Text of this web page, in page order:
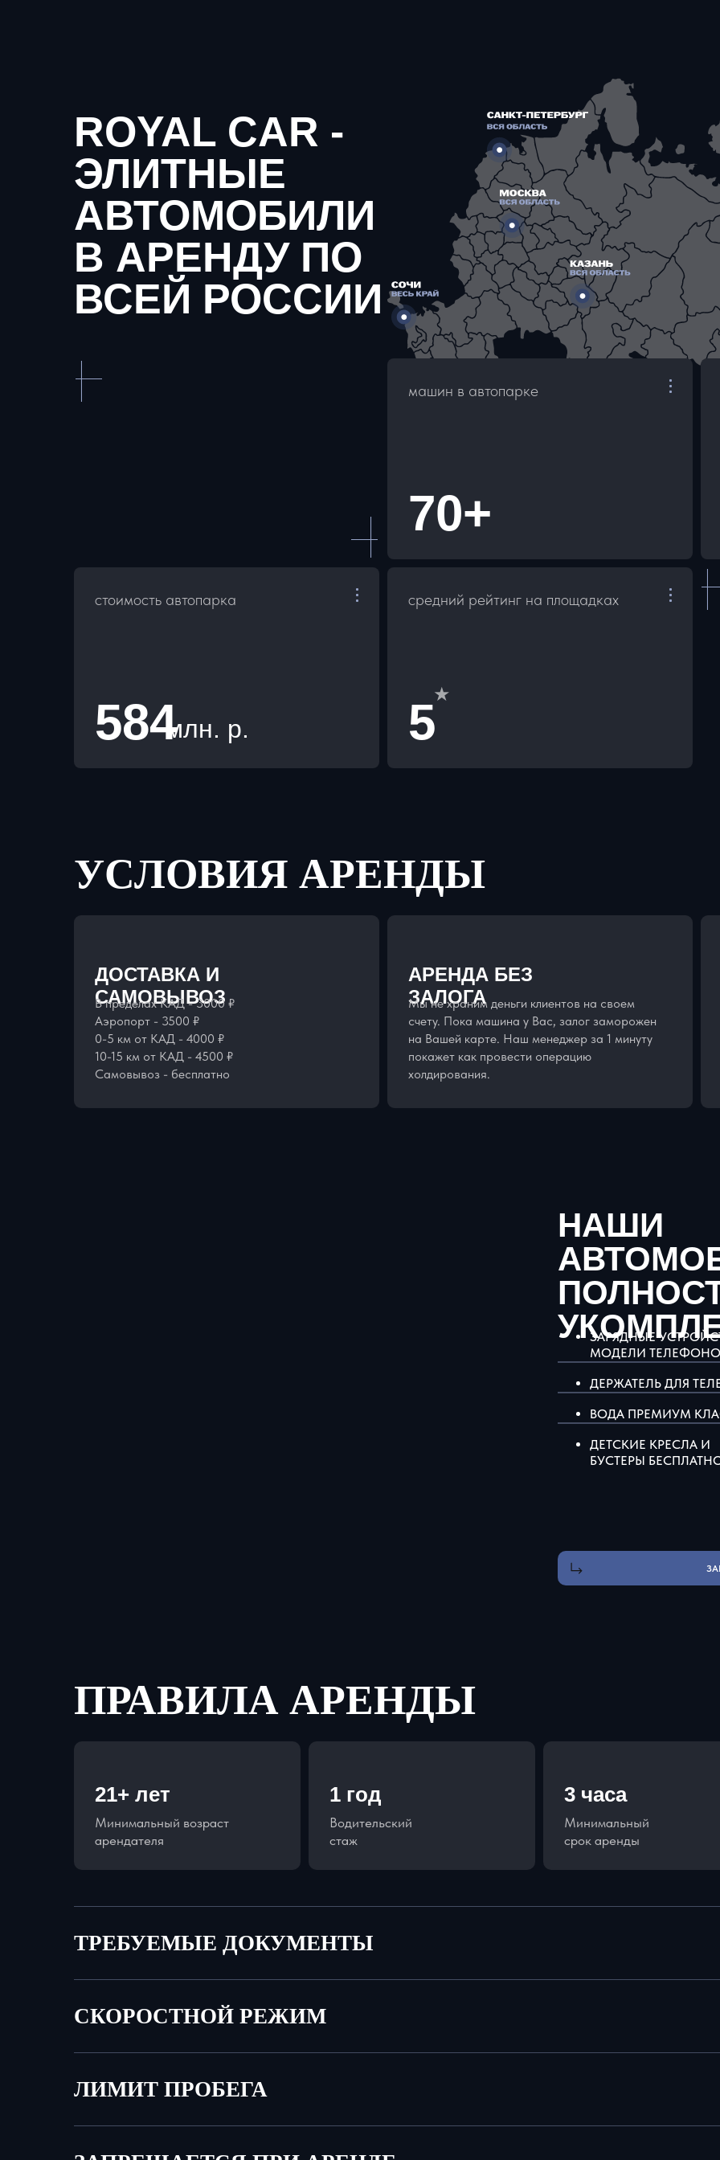
ROYAL CAR -
ЭЛИТНЫЕ
АВТОМОБИЛИ
В АРЕНДУ ПО
ВСЕЙ РОССИИ
70+
машин в автопарке
584 5
стоимость автопарка средний рейтинг на площадках
★
млн. р.
УСЛОВИЯ АРЕНДЫ
ДОСТАВКА И
САМОВЫВОЗ
В пределах КАД - 3000 ₽
Аэропорт - 3500 ₽
0-5 км от КАД - 4000 ₽
10-15 км от КАД - 4500 ₽
Самовывоз - бесплатно
АРЕНДА БЕЗ
ЗАЛОГА
Мы не храним деньги клиентов на своем
счету. Пока машина у Вас, залог заморожен
на Вашей карте. Наш менеджер за 1 минуту
покажет как провести операцию
холдирования.
НАШИ
ЗАРЯДНЫЕ
МОДЕЛИ
ДЕРЖАТЕЛЬ ДЛЯ
ВОДА ПРЕМИУМ
ДЕТСКИЕ КРЕСЛА И
БУСТЕРЫ
ПРАВИЛА АРЕНДЫ
3 часа
Минимальный
срок аренды
21+ лет
Минимальный возраст
арендателя
1 год
Водительский
стаж
ТРЕБУЕМЫЕ ДОКУМЕНТЫ
СКОРОСТНОЙ РЕЖИМ
ЛИМИТ ПРОБЕГА